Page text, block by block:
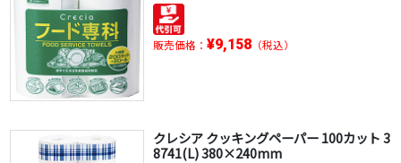
販売価格： ¥9,158（税込）
クレシア クッキングペーパー 100カット 3
8741(L) 380×240mm